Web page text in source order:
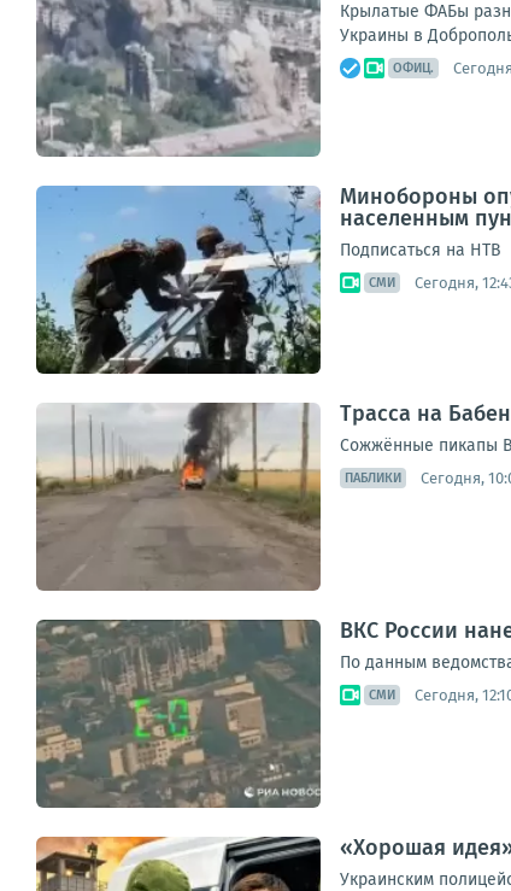
Крылатые ФАБы
Украины в
ОФИЦ.
Минобороны
населенным
Подписаться на НТВ
СМИ Сегодня,
Трасса на
Сожжённые пикапы
ПАБЛИКИ Сегодня,
ВКС России
По данным
СМИ Сегодня,
«Хорошая
Украинским